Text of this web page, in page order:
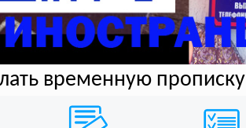
временную прописку